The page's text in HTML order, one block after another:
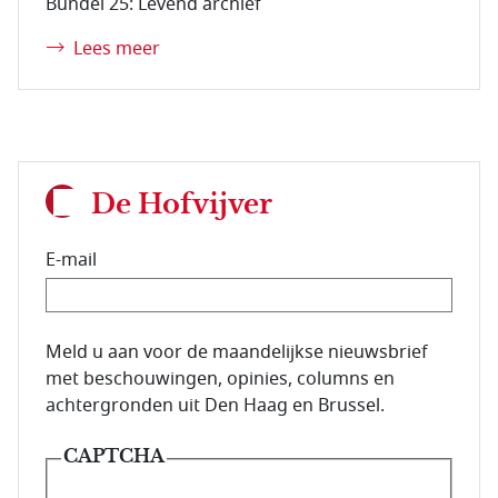
Lees meer
De Hofvijver
E-mail
E-mailadres van de abonnee.
Meld u aan voor de maandelijkse nieuwsbrief
met beschouwingen, opinies, columns en
achtergronden uit Den Haag en Brussel.
CAPTCHA